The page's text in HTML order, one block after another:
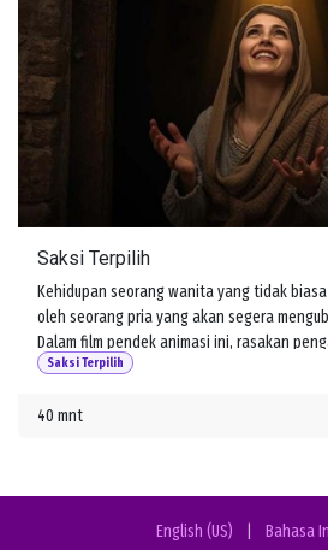
Saksi Terpilih
Kehidupan seorang wanita yang tidak
oleh seorang pria yang akan segera
Dalam film pendek animasi ini, rasakan
melalui mata salah satu pengikutnya, Maria
Saksi Terpilih
40 mnt
English (US) Bahasa